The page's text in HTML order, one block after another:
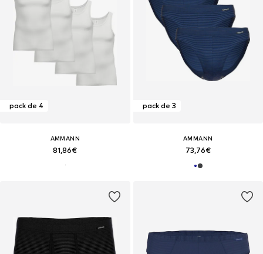
pack de 4
AMMANN
81,86€
pack de 3
AMMANN
73,76€